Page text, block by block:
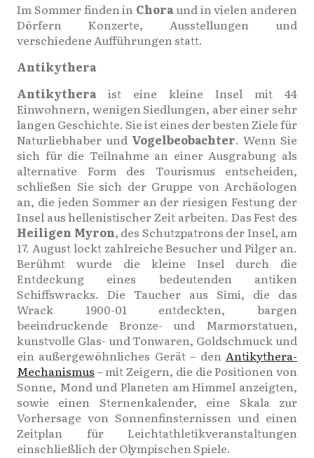
Im Sommer finden in Choraund in vielen anderen
Dörfern Konzerte, Ausstellungen und
verschiedene Aufführungen statt.
Antikythera
Antikytheraist eine kleine Insel mit 44
Einwohnern, wenigen Siedlungen, aber einer sehr
langen Geschichte. Sie ist eines der besten Ziele für
Naturliebhaber und Vogelbeobachter. Wenn Sie
sich für die Teilnahme an einer Ausgrabung als
alternative Form des Tourismus entscheiden,
schließen Sie sich der Gruppe von Archäologen
an, die jeden Sommer an der riesigen Festung der
Insel aus hellenistischer Zeit arbeiten. Das Fest des
Heiligen Myron, des Schutzpatrons der Insel, am
17. August lockt zahlreiche Besucher und Pilger an.
Berühmt wurde die kleine Insel durch die
Entdeckung eines bedeutenden antiken
Schiffswracks. Die Taucher aus Simi, die das
Wrack 1900-01 entdeckten, bargen
beeindruckende Bronze- und Marmorstatuen,
kunstvolle Glas- und Tonwaren, Goldschmuck und
ein außergewöhnliches Gerät – den Antikythera-
Mechanismus – mit Zeigern, die die Positionen von
Sonne, Mond und Planeten am Himmel anzeigten,
sowie einen Sternenkalender, eine Skala zur
Vorhersage von Sonnenfinsternissen und einen
Zeitplan für Leichtathletikveranstaltungen
einschließlich der Olympischen Spiele.